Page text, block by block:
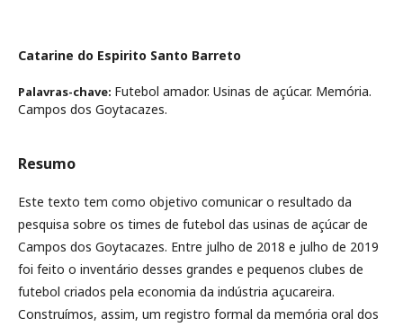
Catarine do Espirito Santo Barreto
Palavras-chave: Futebol amador. Usinas de açúcar. Memória.
Campos dos Goytacazes.
Resumo
Este texto tem como objetivo comunicar o resultado da
pesquisa sobre os times de futebol das usinas de açúcar de
Campos dos Goytacazes. Entre julho de 2018 e julho de 2019
foi feito o inventário desses grandes e pequenos clubes de
futebol criados pela economia da indústria açucareira.
Construímos, assim, um registro formal da memória oral dos